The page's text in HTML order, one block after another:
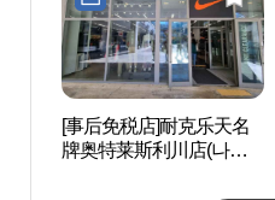
[事后免税店]耐克乐天名
牌奥特莱斯利川店(나이